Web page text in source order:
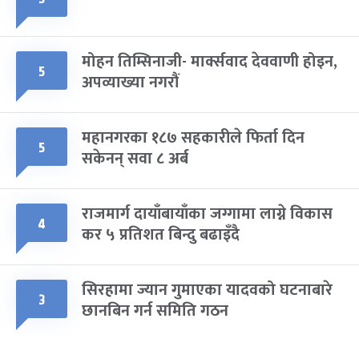
५ मोहन तिम्सिनाजी- मार्क्सवाद देववाणी होइन,
अपव्याख्या नगरौं
५ महानगरका १८७ सहकारीले फिर्ता दिन
सकेनन् सवा ८ अर्ब
४ राजमार्ग दायाँबायाँका जग्गामा लाग्ने विकास
कर ५ प्रतिशत बिन्दु बढाइँदै
३ सिरहामा ज्यान गुमाएका यादवको घटनाबारे
छानबिन गर्न समिति गठन